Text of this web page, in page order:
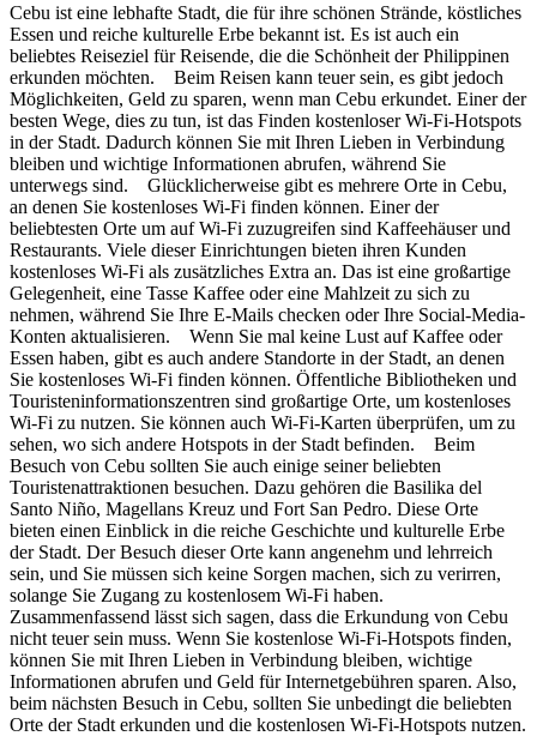
Cebu ist eine lebhafte Stadt, die für ihre schönen Strände, köstliches
Essen und reiche kulturelle Erbe bekannt ist. Es ist auch ein
beliebtes Reiseziel für Reisende, die die Schönheit der Philippinen
erkunden möchten. Beim Reisen kann teuer sein, es gibt jedoch
Möglichkeiten, Geld zu sparen, wenn man Cebu erkundet. Einer der
besten Wege, dies zu tun, ist das Finden kostenloser Wi-Fi-Hotspots
in der Stadt. Dadurch können Sie mit Ihren Lieben in Verbindung
bleiben und wichtige Informationen abrufen, während Sie
unterwegs sind. Glücklicherweise gibt es mehrere Orte in Cebu,
an denen Sie kostenloses Wi-Fi finden können. Einer der
beliebtesten Orte um auf Wi-Fi zuzugreifen sind Kaffeehäuser und
Restaurants. Viele dieser Einrichtungen bieten ihren Kunden
kostenloses Wi-Fi als zusätzliches Extra an. Das ist eine großartige
Gelegenheit, eine Tasse Kaffee oder eine Mahlzeit zu sich zu
nehmen, während Sie Ihre E-Mails checken oder Ihre Social-Media-
Konten aktualisieren. Wenn Sie mal keine Lust auf Kaffee oder
Essen haben, gibt es auch andere Standorte in der Stadt, an denen
Sie kostenloses Wi-Fi finden können. Öffentliche Bibliotheken und
Touristeninformationszentren sind großartige Orte, um kostenloses
Wi-Fi zu nutzen. Sie können auch Wi-Fi-Karten überprüfen, um zu
sehen, wo sich andere Hotspots in der Stadt befinden. Beim
Besuch von Cebu sollten Sie auch einige seiner beliebten
Touristenattraktionen besuchen. Dazu gehören die Basilika del
Santo Niño, Magellans Kreuz und Fort San Pedro. Diese Orte
bieten einen Einblick in die reiche Geschichte und kulturelle Erbe
der Stadt. Der Besuch dieser Orte kann angenehm und lehrreich
sein, und Sie müssen sich keine Sorgen machen, sich zu verirren,
solange Sie Zugang zu kostenlosem Wi-Fi haben.
Zusammenfassend lässt sich sagen, dass die Erkundung von Cebu
nicht teuer sein muss. Wenn Sie kostenlose Wi-Fi-Hotspots finden,
können Sie mit Ihren Lieben in Verbindung bleiben, wichtige
Informationen abrufen und Geld für Internetgebühren sparen. Also,
beim nächsten Besuch in Cebu, sollten Sie unbedingt die beliebten
Orte der Stadt erkunden und die kostenlosen Wi-Fi-Hotspots nutzen.